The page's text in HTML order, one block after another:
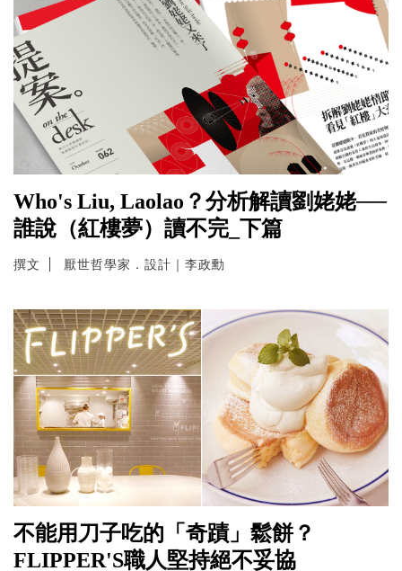
Who's Liu, Laolao？分析解讀劉姥姥──
誰說（紅樓夢）讀不完_下篇
撰文 厭世哲學家．設計｜李政勳
不能用刀子吃的「奇蹟」鬆餅？
FLIPPER'S職人堅持絕不妥協